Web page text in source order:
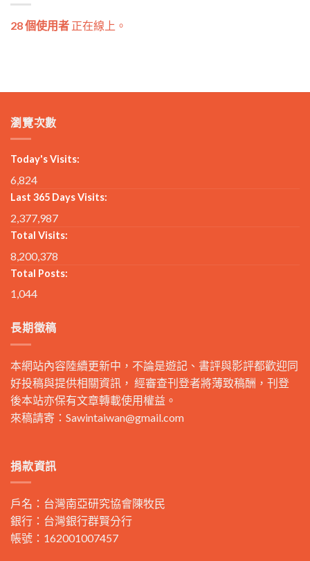
28 個使用者 正在線上。
瀏覽次數
Today's Visits:
6,824
Last 365 Days Visits:
2,377,987
Total Visits:
8,200,378
Total Posts:
1,044
長期徵稿
本網站內容陸續更新中，不論是遊記、書評與影評都歡迎同
好投稿與提供相關資訊， 經審查刊登者將薄致稿酬，刊登
後本站亦保有文章轉載使用權益。
來稿請寄： Sawintaiwan@gmail.com
捐款資訊
戶名：台灣南亞研究協會陳牧民
銀行：台灣銀行群賢分行
帳號：162001007457